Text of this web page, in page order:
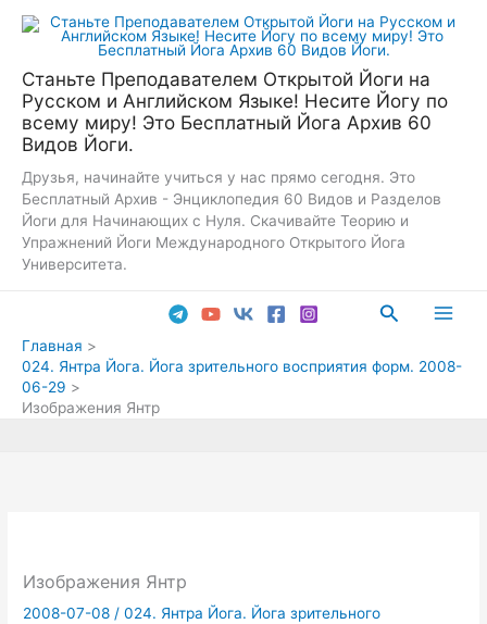
Перейти
Станьте Преподавателем Открытой Йоги на
Русском и Английском Языке! Несите Йогу по
всему миру! Это Бесплатный Йога Архив 60
Видов Йоги.
Друзья, начинайте учиться у нас прямо сегодня. Это
Бесплатный Архив - Энциклопедия 60 Видов и Разделов
Йоги для Начинающих с Нуля. Скачивайте Теорию и
Упражнений Йоги Международного Открытого Йога
Университета.
Поиск
Главная
024. Янтра Йога. Йога зрительного восприятия форм. 2008-
06-29
Изображения Янтр
Изображения Янтр
2008-07-08 /024. Янтра Йога. Йога зрительного